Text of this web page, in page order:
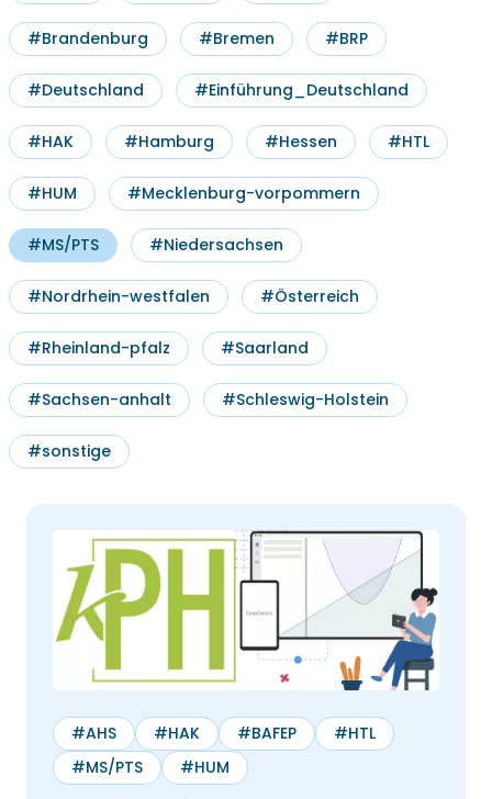
#Brandenburg #Bremen #BRP
#Deutschland #Einführung_Deutschland
#HAK #Hamburg #Hessen #HTL
#HUM #Mecklenburg-vorpommern
#MS/PTS #Niedersachsen
#Nordrhein-westfalen #Österreich
#Rheinland-pfalz #Saarland
#Sachsen-anhalt #Schleswig-Holstein
#sonstige
#AHS #HAK #BAFEP
#HTL
#MS/PTS
#HUM